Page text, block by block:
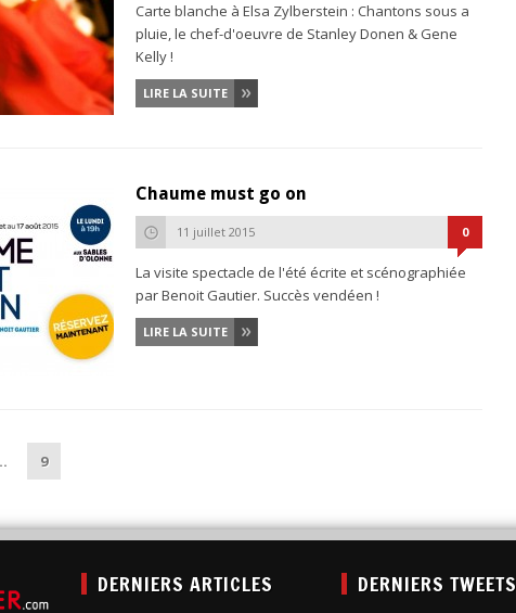
Carte blanche à Elsa Zylberstein : Chantons sous a
pluie, le chef-d'oeuvre de Stanley Donen & Gene
Kelly !
LIRE LA SUITE
Chaume must go on
11 juillet 2015 0
La visite spectacle de l'été écrite et scénographiée
par Benoit Gautier. Succès vendéen !
LIRE LA SUITE
9
DERNIERS ARTICLES DERNIERS TWEETS